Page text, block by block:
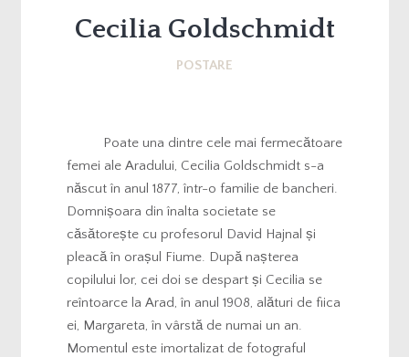
Cecilia Goldschmidt
POSTARE
Poate una dintre cele mai fermecătoare
femei ale Aradului, Cecilia Goldschmidt s-a
născut în anul 1877, într-o familie de bancheri.
Domnișoara din înalta societate se
căsătorește cu profesorul David Hajnal și
pleacă în orașul Fiume. După nașterea
copilului lor, cei doi se despart și Cecilia se
reîntoarce la Arad, în anul 1908, alături de fiica
ei, Margareta, în vârstă de numai un an.
Momentul este imortalizat de fotograful